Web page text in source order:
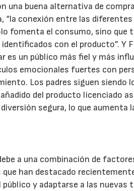
buena alternativa de
“la conexión entre las
fomenta el consumo, sino que
con el producto”. Y
es un público más fiel y más
emocionales fuertes con
Los padres siguen siendo
del producto licenciado
segura, lo que aumenta
a una combinación de
que han destacado
y adaptarse a las nuevas